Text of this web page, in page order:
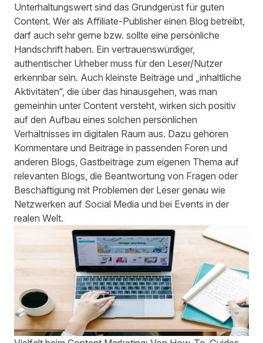
Unterhaltungswert sind das Grundgerüst für guten
Content. Wer als Affiliate-Publisher einen Blog betreibt,
darf auch sehr gerne bzw. sollte eine persönliche
Handschrift haben. Ein vertrauenswürdiger,
authentischer Urheber muss für den Leser/Nutzer
erkennbar sein. Auch kleinste Beiträge und „inhaltliche
Aktivitäten“, die über das hinausgehen, was man
gemeinhin unter Content versteht, wirken sich positiv
auf den Aufbau eines solchen persönlichen
Verhältnisses im digitalen Raum aus. Dazu gehören
Kommentare und Beiträge in passenden Foren und
anderen Blogs, Gastbeiträge zum eigenen Thema auf
relevanten Blogs, die Beantwortung von Fragen oder
Beschäftigung mit Problemen der Leser genau wie
Netzwerken auf Social Media und bei Events in der
realen Welt.